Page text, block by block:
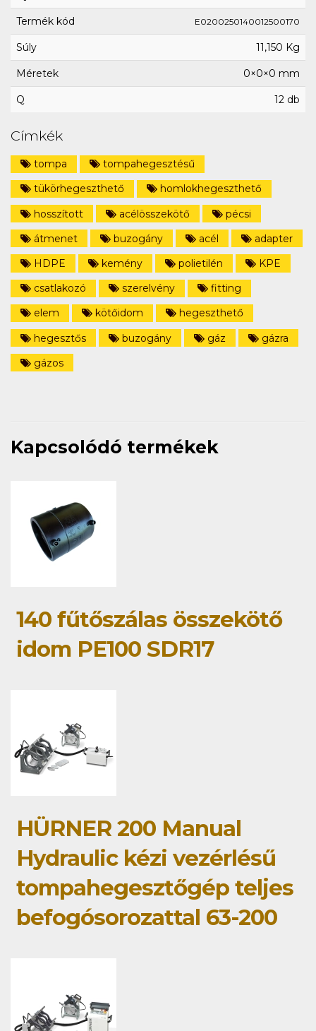
Termék kód E0200250140012500170
Súly 11,150 Kg
Méretek 0×0×0 mm
Q 12 db
Címkék
tompa
tompahegesztésű
tükörhegeszthető
homlokhegeszthető
hosszított
acélösszekötő
pécsi
átmenet
buzogány acél
adapter
HDPE
kemény polietilén
KPE
csatlakozó
szerelvény
fitting
elem
kötőidom
hegeszthető
hegesztős
buzogány gáz
gázra
gázos
Kapcsolódó termékek
140 fűtőszálas összekötő
idom PE100 SDR17
HÜRNER 200 Manual
Hydraulic kézi vezérlésű
tompahegesztőgép teljes
befogósorozattal 63-200